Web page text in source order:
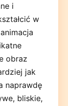
i
w
obraz
jak
naprawdę
bliskie,